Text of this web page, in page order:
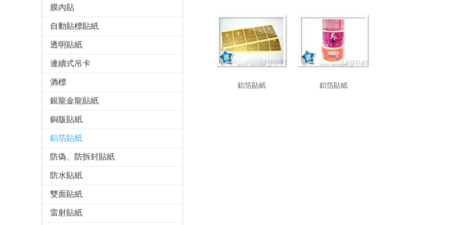
膜內貼
自動貼標貼紙
透明貼紙
連續式吊卡
酒標
銀龍金龍貼紙
銅版貼紙
鋁箔貼紙
防偽、防拆封貼紙
防水貼紙
雙面貼紙
雷射貼紙
鋁箔貼紙 鋁箔貼紙